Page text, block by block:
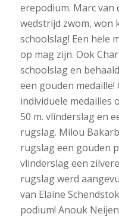
erepodium. Marc van
wedstrijd zwom, won
schoolslag! Een hele
op mag zijn. Ook
schoolslag en
een gouden medaille!
individuele medailles
50 m. vlinderslag en
rugslag. Milou
rugslag een gouden
vlinderslag een
rugslag werd
van Elaine
podium! Anouk